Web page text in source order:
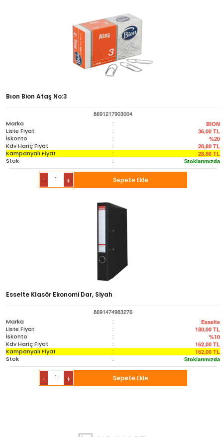
Bıon Bion Ataş No:3
8691217903004
Marka
: BION
Liste Fiyat : 36,00 TL
İskonto : %20
Kdv Hariç Fiyat : 28,80 TL
Kampanyalı Fiyat : 28,80 TL
Stok : Stoklarımızda
- + Sepete Ekle
Esselte Klasör Ekonomi Dar, Siyah
8691474983276
Marka
: Esselte
Liste Fiyat : 180,00 TL
İskonto : %10
Kdv Hariç Fiyat : 162,00 TL
Kampanyalı Fiyat : 162,00 TL
Stok : Stoklarımızda
- + Sepete Ekle